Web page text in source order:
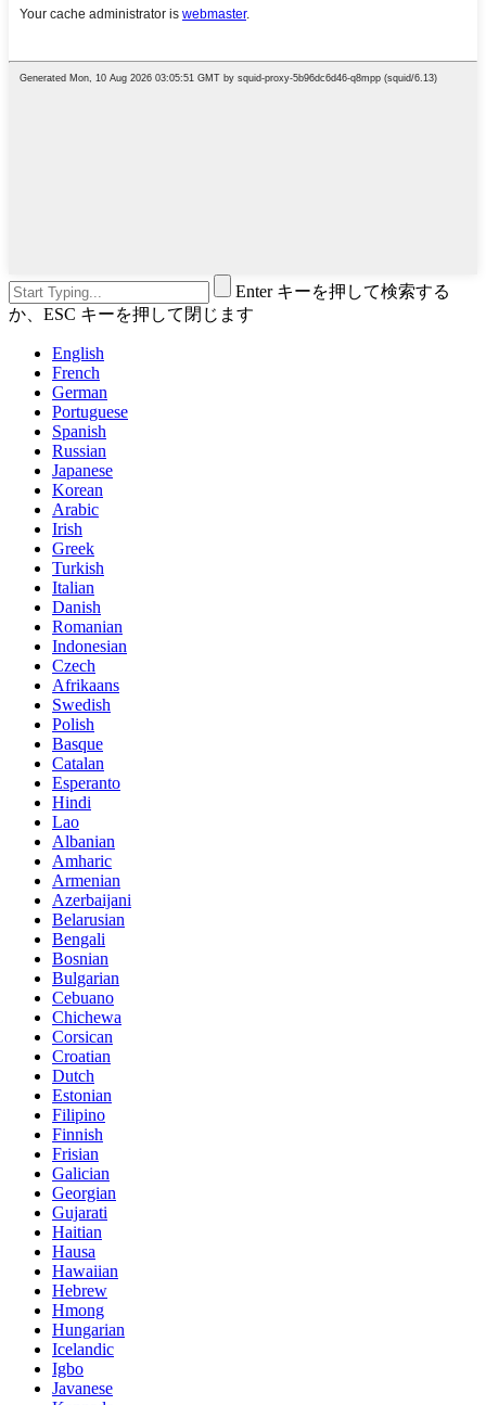
Enter キーを押して検索する
か、ESC キーを押して閉じます
English
French
German
Portuguese
Spanish
Russian
Japanese
Korean
Arabic
Irish
Greek
Turkish
Italian
Danish
Romanian
Indonesian
Czech
Afrikaans
Swedish
Polish
Basque
Catalan
Esperanto
Hindi
Lao
Albanian
Amharic
Armenian
Azerbaijani
Belarusian
Bengali
Bosnian
Bulgarian
Cebuano
Chichewa
Corsican
Croatian
Dutch
Estonian
Filipino
Finnish
Frisian
Galician
Georgian
Gujarati
Haitian
Hausa
Hawaiian
Hebrew
Hmong
Hungarian
Icelandic
Igbo
Javanese